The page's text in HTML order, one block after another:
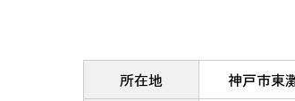
所在地
神戸市東